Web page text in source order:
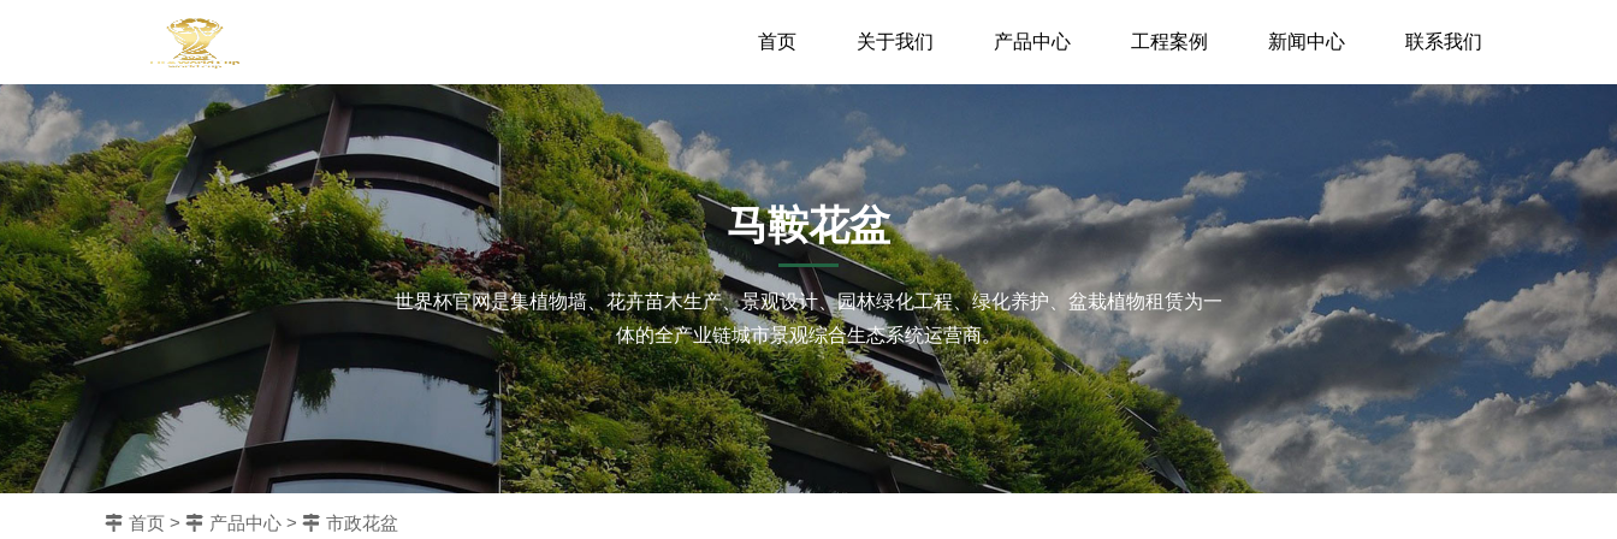
首页 关于我们 产品中心 工程案例 新闻中心 联系我们
马鞍花盆
世界杯官网是集植物墙、花卉苗木生产、景观设计、园林绿化工程、绿化养护、盆栽植物租赁为一
体的全产业链城市景观综合生态系统运营商。
首页 > 产品中心 > 市政花盆